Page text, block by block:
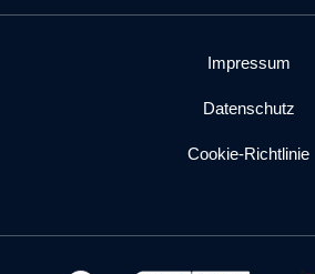
Impressum
Datenschutz
Cookie-Richtlinie